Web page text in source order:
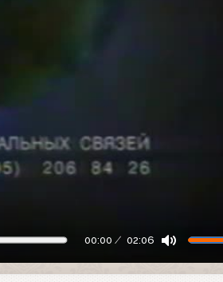
00:00 02:06